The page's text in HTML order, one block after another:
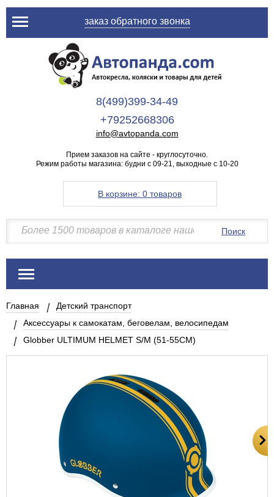
заказ обратного звонка
8(499)399-34-49
+79252668306
info@avtopanda.com
Прием заказов на сайте - круглосуточно.
Режим работы магазина: будни с 09-21, выходные с 10-20
В корзине: 0 товаров
Поиск
Главная
Детский транспорт
Аксессуары к самокатам, беговелам, велосипедам
Globber ULTIMUM HELMET S/M (51-55CM)